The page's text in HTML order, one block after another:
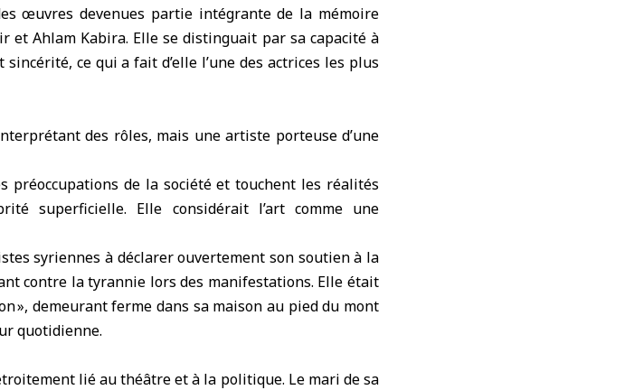
œuvres devenues partie intégrante de la mémoire
et Ahlam Kabira. Elle se distinguait par sa capacité à
ce qui a fait d’elle l’une des actrices les plus
des rôles, mais une artiste porteuse d’une
de la société et touchent les réalités
superficielle. Elle considérait l’art comme une
syriennes à déclarer ouvertement son soutien à la
contre la tyrannie lors des manifestations. Elle était
», demeurant ferme dans sa maison au pied du mont
quotidienne.
lié au théâtre et à la politique. Le mari de sa